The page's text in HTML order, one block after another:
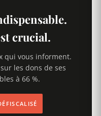
crucial.
qui vous informent.
les dons de ses
à 66 %.